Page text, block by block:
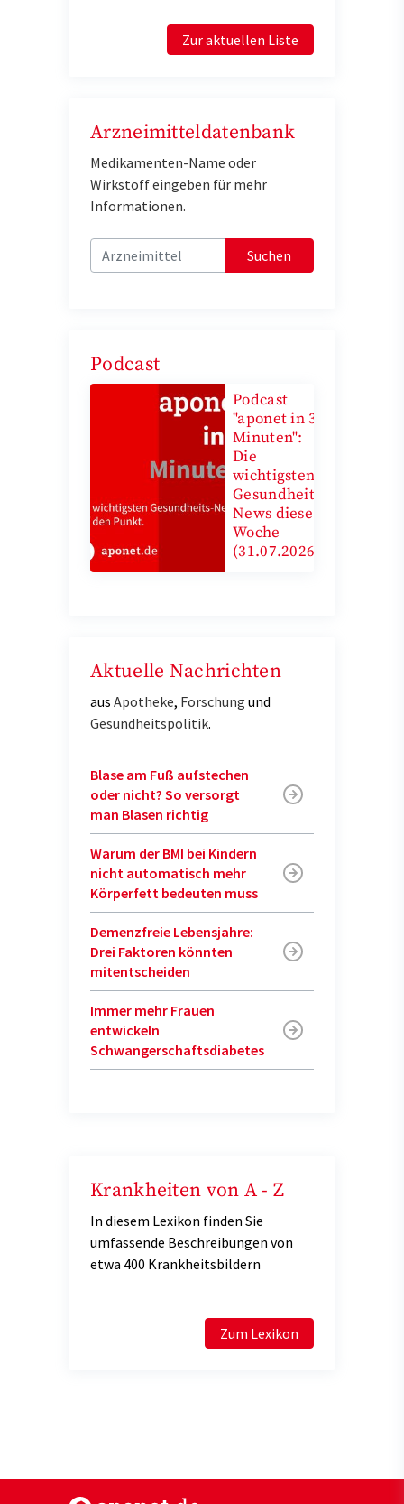
Zur aktuellen Liste
Arzneimitteldatenbank
Medikamenten-Name oder
Wirkstoff eingeben für mehr
Informationen.
Suchen
Podcast
Podcast
"aponet in 3
Minuten":
Die
wichtigsten
Gesundheits-
News diese
Woche
(31.07.2026)
Aktuelle Nachrichten
aus Apotheke, Forschung und
Gesundheitspolitik.
Blase am Fuß aufstechen
oder nicht? So versorgt
man Blasen richtig
Warum der BMI bei Kindern
nicht automatisch mehr
Körperfett bedeuten muss
Demenzfreie Lebensjahre:
Drei Faktoren könnten
mitentscheiden
Immer mehr Frauen
entwickeln
Schwangerschaftsdiabetes
Krankheiten von A - Z
In diesem Lexikon finden Sie
umfassende Beschreibungen von
etwa 400 Krankheitsbildern
Zum Lexikon